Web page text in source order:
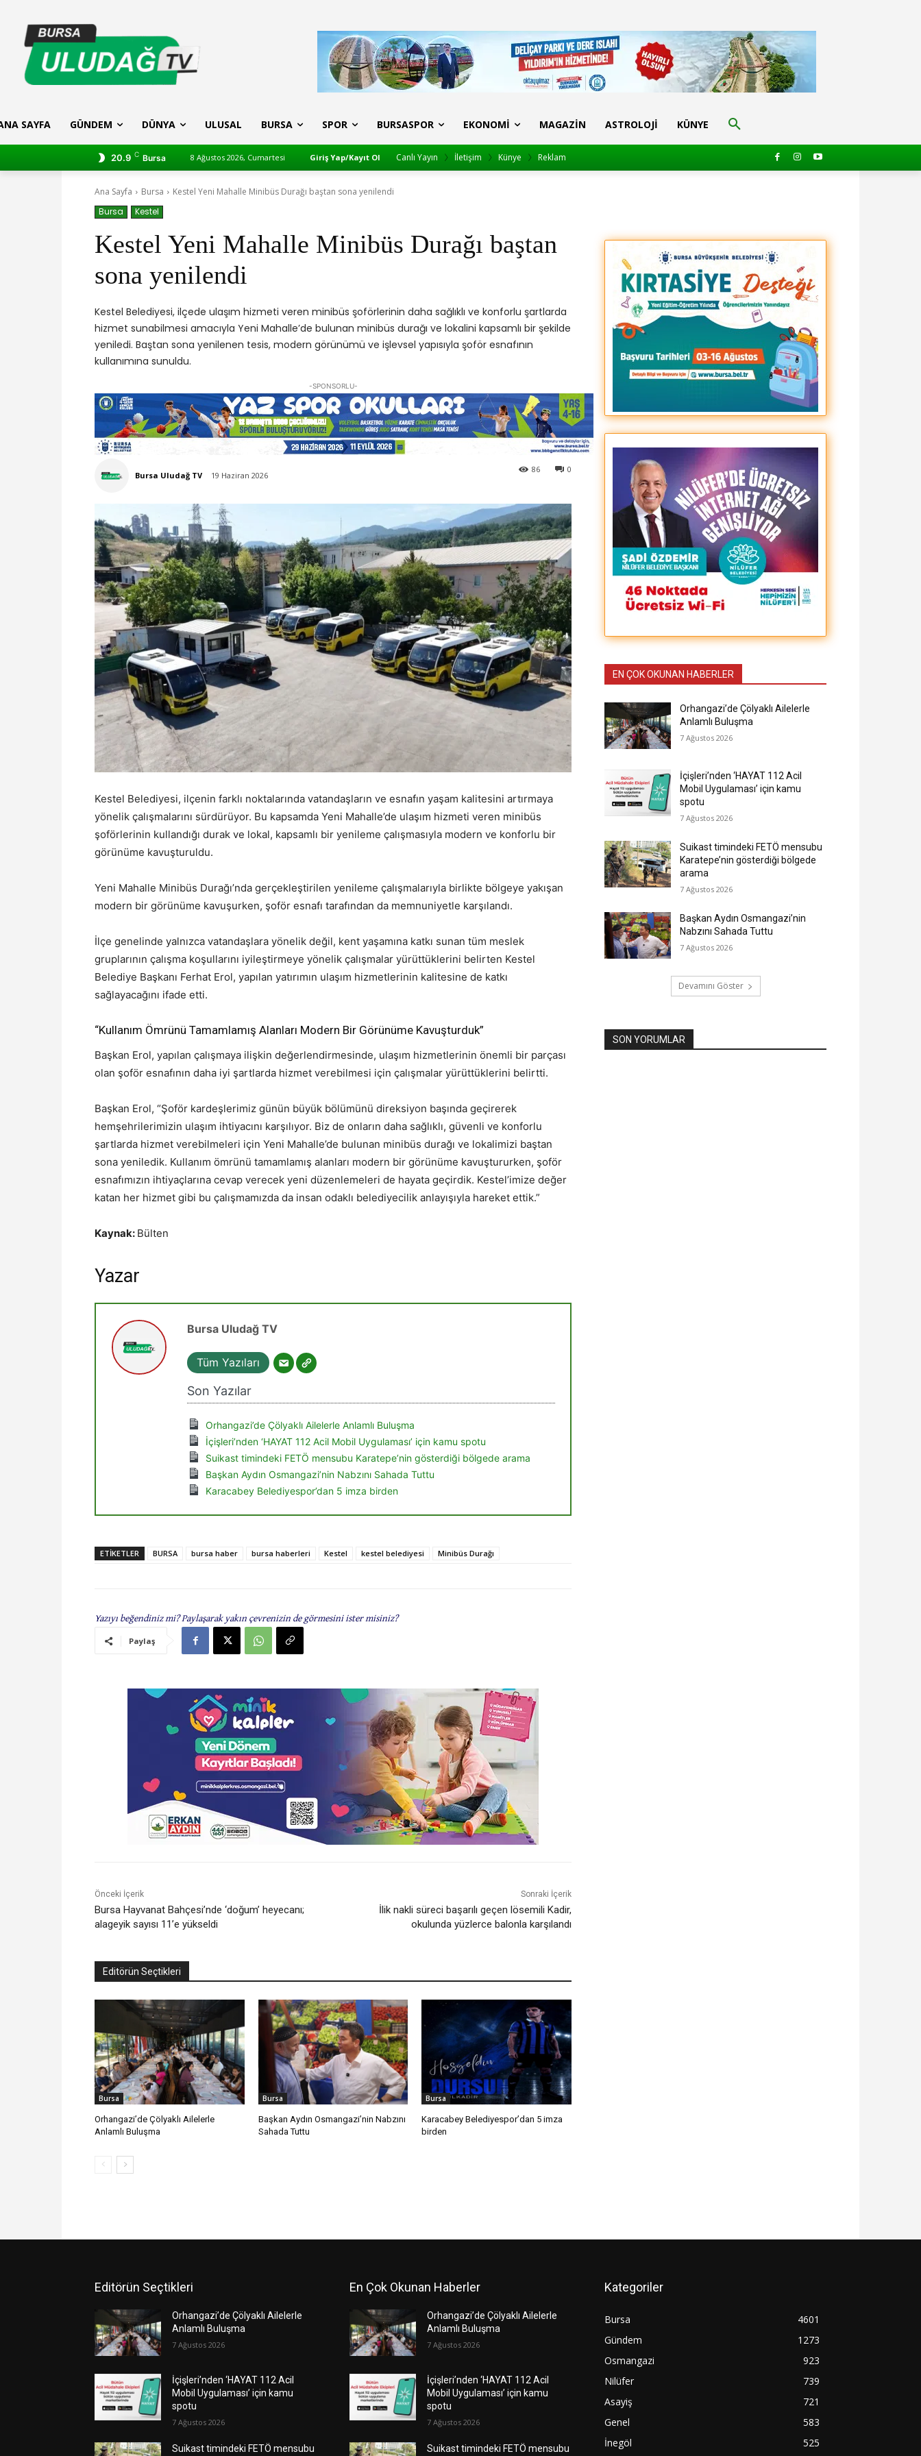
SAYFA GÜNDEM DÜNYA ULUSAL BURSA SPOR BURSASPOR EKONOMI MAGAZIN ASTROLOJI KÜNYE
20.9 C Bursa 8 Ağustos 2026, Cumartesi Giriş Yap/Kayıt Ol Canlı Yayın İletişim Künye Reklam
Ana Sayfa Bursa
Kestel Yeni Mahalle Minibüs Durağı baştan sona yenilendi
Bursa
Kestel
Kestel Yeni Mahalle Minibüs Durağı baştan
sona yenilendi
Kestel Belediyesi, ilçede ulaşım hizmeti veren minibüs şoförlerinin daha sağlıklı ve konforlu şartlarda
hizmet sunabilmesi amacıyla Yeni Mahalle’de bulunan minibüs durağı ve lokalini kapsamlı bir şekilde
yeniledi. Baştan sona yenilenen tesis, modern görünümü ve işlevsel yapısıyla şoför esnafının
kullanımına sunuldu.
-SPONSORLU-
Bursa Uludağ TV 19 Haziran 2026
0
86
Kestel Belediyesi, ilçenin farklı noktalarında vatandaşların ve esnafın yaşam kalitesini artırmaya
yönelik çalışmalarını sürdürüyor. Bu kapsamda Yeni Mahalle’de ulaşım hizmeti veren minibüs
şoförlerinin kullandığı durak ve lokal, kapsamlı bir yenileme çalışmasıyla modern ve konforlu bir
görünüme kavuşturuldu.
Yeni Mahalle Minibüs Durağı’nda gerçekleştirilen yenileme çalışmalarıyla birlikte bölgeye yakışan
modern bir görünüme kavuşurken, şoför esnafı tarafından da memnuniyetle karşılandı.
İlçe genelinde yalnızca vatandaşlara yönelik değil, kent yaşamına katkı sunan tüm meslek
gruplarının çalışma koşullarını iyileştirmeye yönelik çalışmalar yürüttüklerini belirten Kestel
Belediye Başkanı Ferhat Erol, yapılan yatırımın ulaşım hizmetlerinin kalitesine de katkı
sağlayacağını ifade etti.
“Kullanım Ömrünü Tamamlamış Alanları Modern Bir Görünüme Kavuşturduk”
Başkan Erol, yapılan çalışmaya ilişkin değerlendirmesinde, ulaşım hizmetlerinin önemli bir parçası
olan şoför esnafının daha iyi şartlarda hizmet verebilmesi için çalışmalar yürüttüklerini belirtti.
Başkan Erol, “Şoför kardeşlerimiz günün büyük bölümünü direksiyon başında geçirerek
hemşehrilerimizin ulaşım ihtiyacını karşılıyor. Biz de onların daha sağlıklı, güvenli ve konforlu
şartlarda hizmet verebilmeleri için Yeni Mahalle’de bulunan minibüs durağı ve lokalimizi baştan
sona yeniledik. Kullanım ömrünü tamamlamış alanları modern bir görünüme kavuştururken, şoför
esnafımızın ihtiyaçlarına cevap verecek yeni düzenlemeleri de hayata geçirdik. Kestel’imize değer
katan her hizmet gibi bu çalışmamızda da insan odaklı belediyecilik anlayışıyla hareket ettik.”
Kaynak: Bülten
Yazar
Bursa Uludağ TV
Tüm Yazıları
Son Yazılar
Orhangazi’de Çölyaklı Ailelerle Anlamlı Buluşma
İçişleri’nden ‘HAYAT 112 Acil Mobil Uygulaması’ için kamu spotu
Suikast timindeki FETÖ mensubu Karatepe’nin gösterdiği bölgede arama
Başkan Aydın Osmangazi’nin Nabzını Sahada Tuttu
Karacabey Belediyespor’dan 5 imza birden
ETIKETLER BURSA bursa haber bursa haberleri Kestel kestel belediyesi Minibüs Durağı
Yazıyı beğendiniz mi? Paylaşarak yakın çevrenizin de görmesini ister misiniz?
Paylaş
Önceki İçerik
Bursa Hayvanat Bahçesi’nde ‘doğum’ heyecanı;
alageyik sayısı 11’e yükseldi
Sonraki İçerik
İlik nakli süreci başarılı geçen lösemili Kadir,
okulunda yüzlerce balonla karşılandı
Editörün Seçtikleri
Bursa
Orhangazi’de Çölyaklı Ailelerle
Anlamlı Buluşma
Bursa
Başkan Aydın Osmangazi’nin Nabzını
Sahada Tuttu
Bursa
Karacabey Belediyespor’dan 5 imza
birden
EN ÇOK OKUNAN HABERLER
Orhangazi’de Çölyaklı Ailelerle
Anlamlı Buluşma
7 Ağustos 2026
İçişleri’nden ‘HAYAT 112 Acil
Mobil Uygulaması’ için kamu
spotu
7 Ağustos 2026
Suikast timindeki FETÖ mensubu
Karatepe’nin gösterdiği bölgede
arama
7 Ağustos 2026
Başkan Aydın Osmangazi’nin
Nabzını Sahada Tuttu
7 Ağustos 2026
Devamını Göster
SON YORUMLAR
Editörün Seçtikleri
Orhangazi’de Çölyaklı Ailelerle
Anlamlı Buluşma
7 Ağustos 2026
İçişleri’nden ‘HAYAT 112 Acil
Mobil Uygulaması’ için kamu
spotu
7 Ağustos 2026
Suikast timindeki FETÖ mensubu
En Çok Okunan Haberler
Orhangazi’de Çölyaklı Ailelerle
Anlamlı Buluşma
7 Ağustos 2026
İçişleri’nden ‘HAYAT 112 Acil
Mobil Uygulaması’ için kamu
spotu
7 Ağustos 2026
Suikast timindeki FETÖ mensubu
Kategoriler
Bursa
4601
Gündem
1273
Osmangazi
923
Nilüfer
739
Asayiş
721
Genel
583
İnegöl
525